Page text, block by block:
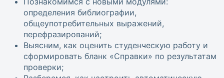
определения библиографии,
общеупотребительных выражений,
перефразирований;
Выясним, как оценить студенческую работу и
сформировать бланк «Справки» по результатам
проверки;